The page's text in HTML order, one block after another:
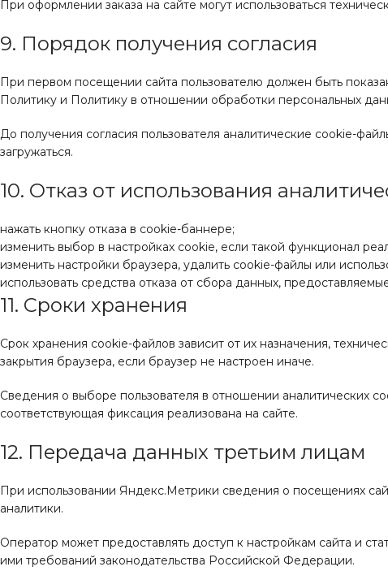
При оформлении заказа на сайте могут использоваться
9. Порядок получения согласия
При первом посещении сайта пользователю должен быть
Политику и Политику в отношении обработки персональных
До получения согласия пользователя аналитические cookie-
загружаться.
10. Отказ от использования
нажать кнопку отказа в cookie-баннере;
изменить выбор в настройках cookie, если такой функционал
изменить настройки браузера, удалить cookie-файлы или
использовать средства отказа от сбора данных,
11. Сроки хранения
Срок хранения cookie-файлов зависит от их назначения,
закрытия браузера, если браузер не настроен иначе.
Сведения о выборе пользователя в отношении аналитических
соответствующая фиксация реализована на сайте.
12. Передача данных третьим лицам
При использовании Яндекс.Метрики сведения о посещениях
аналитики.
Оператор может предоставлять доступ к настройкам сайта и
ими требований законодательства Российской Федерации.